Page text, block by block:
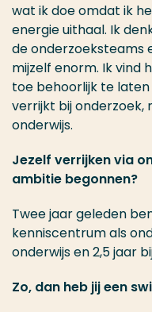
wat ik doe omdat ik
energie uithaal. Ik
de onderzoeksteams
mijzelf enorm. Ik vind
toe behoorlijk te
verrijkt bij onderzoek,
onderwijs.
Jezelf verrijken via
ambitie begonnen?
Twee jaar geleden
kenniscentrum als
onderwijs en 2,5 jaar
Zo, dan heb jij een